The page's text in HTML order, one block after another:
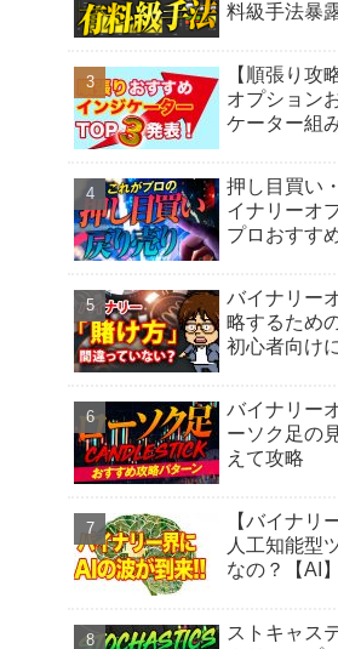
料級手法暴
【順張り攻
オプション
ケーター組
押し目買い
イナリーオ
プロおすす
バイナリー
略するため
初心者向け
バイナリー
ーソク足の
えて攻略
【バイナリ
人工知能型
なの？【AI】
ストキャス